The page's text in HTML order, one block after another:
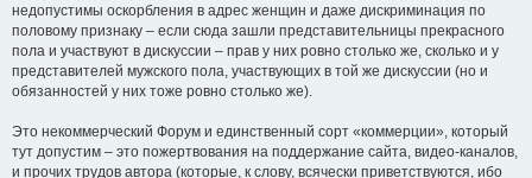
недопустимы оскорбления в адрес женщин и даже дискриминация по
половому признаку – если сюда зашли представительницы прекрасного
пола и участвуют в дискуссии – прав у них ровно столько же, сколько и у
представителей мужского пола, участвующих в той же дискуссии (но и
обязанностей у них тоже ровно столько же).
Это некоммерческий Форум и единственный сорт «коммерции», который
тут допустим – это пожертвования на поддержание сайта, видео-каналов,
и прочих трудов автора (которые, к слову, всячески приветствуются, ибо